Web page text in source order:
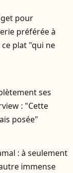
pour
préférée à
plat "qui ne
ses
: "Cette
posée"
: à seulement
immense